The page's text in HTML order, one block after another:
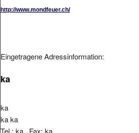
http://www.mondfeuer.ch/
Eingetragene Adressinformation:
ka
ka
ka ka
Tel.: ka Fax: ka